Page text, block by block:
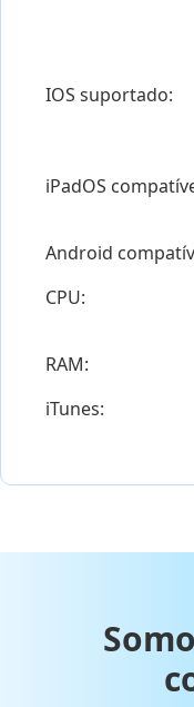
IOS suportado:
iPadOS
Android
CPU:
RAM:
iTunes: